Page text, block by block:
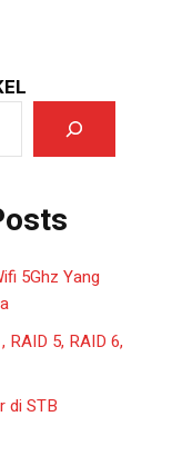
5Ghz Yang
RAID 5, RAID 6,
di STB